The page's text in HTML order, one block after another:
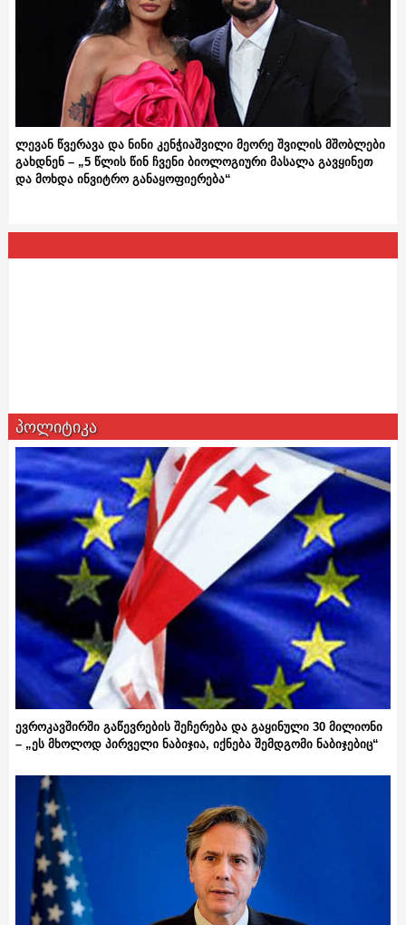
ლევან წვერავა და ნინი კენჭიაშვილი მეორე შვილის მშობლები
გახდნენ – „5 წლის წინ ჩვენი ბიოლოგიური მასალა გავყინეთ
და მოხდა ინვიტრო განაყოფიერება“
პოლიტიკა
ევროკავშირში გაწევრების შეჩერება და გაყინული 30 მილიონი
– „ეს მხოლოდ პირველი ნაბიჯია, იქნება შემდგომი ნაბიჯებიც“